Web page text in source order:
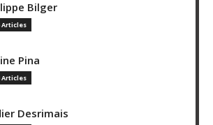
Bilger
Articles
Pina
Articles
Desrimais